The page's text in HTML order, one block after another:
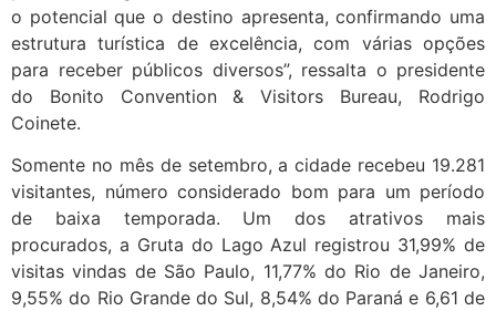
o potencial que o destino apresenta, confirmando uma
estrutura turística de excelência, com várias opções
para receber públicos diversos”, ressalta o presidente
do Bonito Convention & Visitors Bureau, Rodrigo
Coinete.
Somente no mês de setembro, a cidade recebeu 19.281
visitantes, número considerado bom para um período
de baixa temporada. Um dos atrativos mais
procurados, a Gruta do Lago Azul registrou 31,99% de
visitas vindas de São Paulo, 11,77% do Rio de Janeiro,
9,55% do Rio Grande do Sul, 8,54% do Paraná e 6,61 de